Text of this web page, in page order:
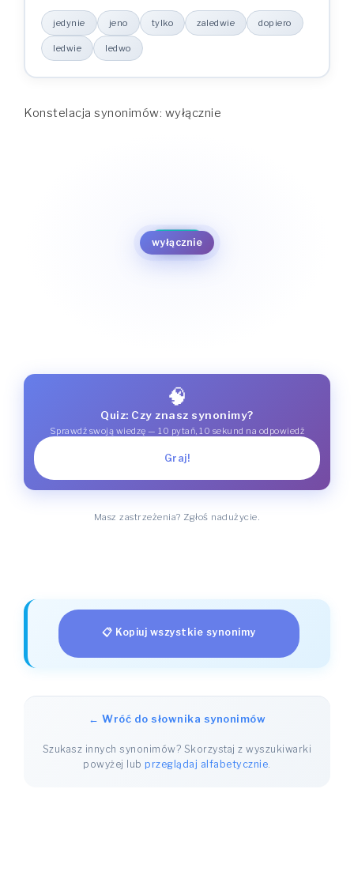
jedynie jeno tylko zaledwie dopiero
ledwie ledwo
Konstelacja synonimów: wyłącznie
wyłącznie
jedynie
jeno
tylko
zaledwie
dopiero
ledwie
ledwo
🧠
Quiz: Czy znasz synonimy?
Sprawdź swoją wiedzę — 10 pytań, 10 sekund na odpowiedź
Graj!
Masz zastrzeżenia? Zgłoś nadużycie.
📋 Kopiuj wszystkie synonimy
← Wróć do słownika synonimów
Szukasz innych synonimów? Skorzystaj z wyszukiwarki
powyżej lubprzeglądaj alfabetycznie